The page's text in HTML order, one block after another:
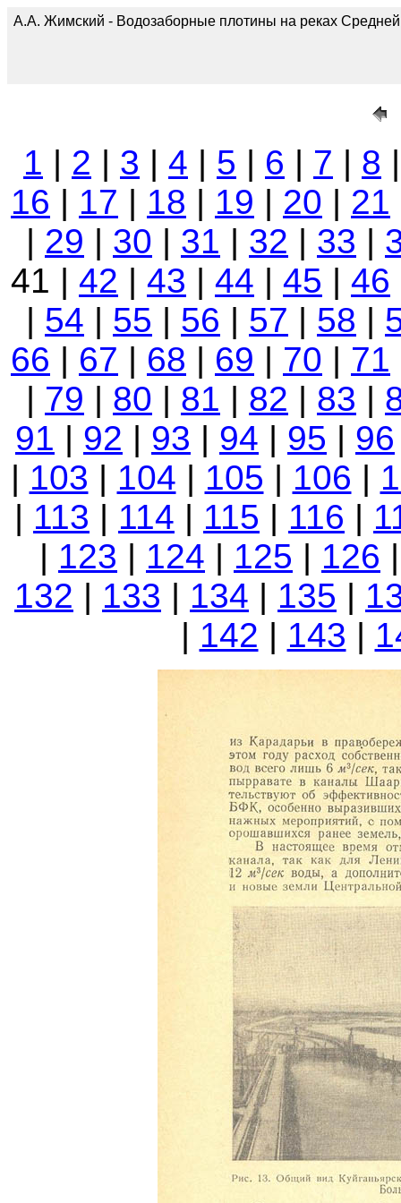
А.А. Жимский - Водозаборные плотины на реках
1 | 2 | 3 | 4 | 5 | 6 | 7 | 8
16 | 17 | 18 | 19 | 20 | 21
| 29 | 30 | 31 | 32 | 33 |
41 | 42 | 43 | 44 | 45 | 46
| 54 | 55 | 56 | 57 | 58 |
66 | 67 | 68 | 69 | 70 | 71
| 79 | 80 | 81 | 82 | 83 |
91 | 92 | 93 | 94 | 95 | 96
| 103 | 104 | 105 | 106 |
| 113 | 114 | 115 | 116 |
| 123 | 124 | 125 | 126
132 | 133 | 134 | 135 |
| 142 | 143 |